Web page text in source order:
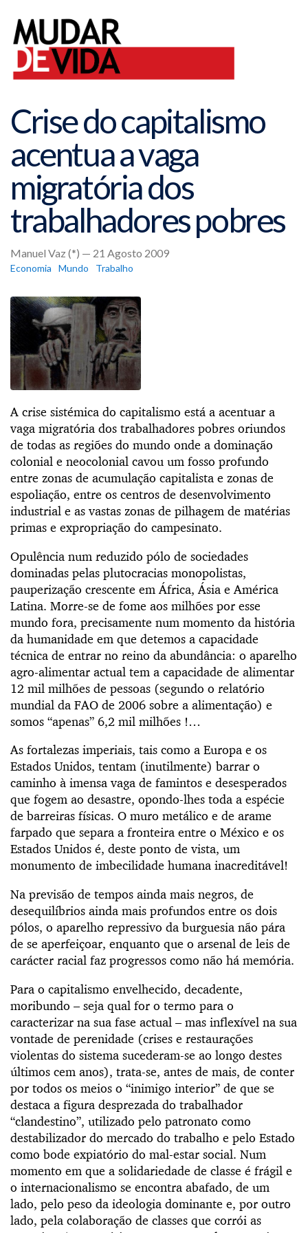
Crise do capitalismo
acentua a vaga
migratória dos
trabalhadores pobres
Manuel Vaz (*) — 21 Agosto 2009
Economia Mundo Trabalho
A crise sistémica do capitalismo está a acentuar a
vaga migratória dos trabalhadores pobres oriundos
de todas as regiões do mundo onde a dominação
colonial e neocolonial cavou um fosso profundo
entre zonas de acumulação capitalista e zonas de
espoliação, entre os centros de desenvolvimento
industrial e as vastas zonas de pilhagem de matérias
primas e expropriação do campesinato.
Opulência num reduzido pólo de sociedades
dominadas pelas plutocracias monopolistas,
pauperização crescente em África, Ásia e América
Latina. Morre-se de fome aos milhões por esse
mundo fora, precisamente num momento da história
da humanidade em que detemos a capacidade
técnica de entrar no reino da abundância: o aparelho
agro-alimentar actual tem a capacidade de alimentar
12 mil milhões de pessoas (segundo o relatório
mundial da FAO de 2006 sobre a alimentação) e
somos “apenas” 6,2 mil milhões !…
As fortalezas imperiais, tais como a Europa e os
Estados Unidos, tentam (inutilmente) barrar o
caminho à imensa vaga de famintos e desesperados
que fogem ao desastre, opondo-lhes toda a espécie
de barreiras físicas. O muro metálico e de arame
farpado que separa a fronteira entre o México e os
Estados Unidos é, deste ponto de vista, um
monumento de imbecilidade humana inacreditável!
Na previsão de tempos ainda mais negros, de
desequilíbrios ainda mais profundos entre os dois
pólos, o aparelho repressivo da burguesia não pára
de se aperfeiçoar, enquanto que o arsenal de leis de
carácter racial faz progressos como não há memória.
Para o capitalismo envelhecido, decadente,
moribundo – seja qual for o termo para o
caracterizar na sua fase actual – mas inflexível na sua
vontade de perenidade (crises e restaurações
violentas do sistema sucederam-se ao longo destes
últimos cem anos), trata-se, antes de mais, de conter
por todos os meios o “inimigo interior” de que se
destaca a figura desprezada do trabalhador
“clandestino”, utilizado pelo patronato como
destabilizador do mercado do trabalho e pelo Estado
como bode expiatório do mal-estar social. Num
momento em que a solidariedade de classe é frágil e
o internacionalismo se encontra abafado, de um
lado, pelo peso da ideologia dominante e, por outro
lado, pela colaboração de classes que corrói as